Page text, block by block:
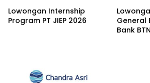
Lowongan Internship
Program PT JIEP 2026
General
Bank